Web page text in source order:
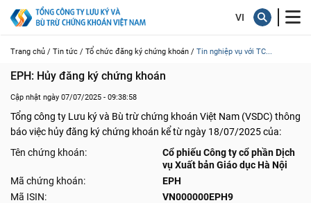
Trang chủ / Tin tức / Tổ chức đăng ký chứng khoán / Tin nghiệp vụ với TC...
EPH: Hủy đăng ký chứng khoán
Cập nhật ngày 07/07/2025 - 09:38:58
Tổng công ty Lưu ký và Bù trừ chứng khoán Việt Nam (VSDC) thông
báo việc hủy đăng ký chứng khoán kể từ ngày 18/07/2025 của:
Tên chứng khoán:
Cổ phiếu Công ty cổ phần Dịch
vụ Xuất bản Giáo dục Hà Nội
Mã chứng khoán:
EPH
Mã ISIN:
VN000000EPH9